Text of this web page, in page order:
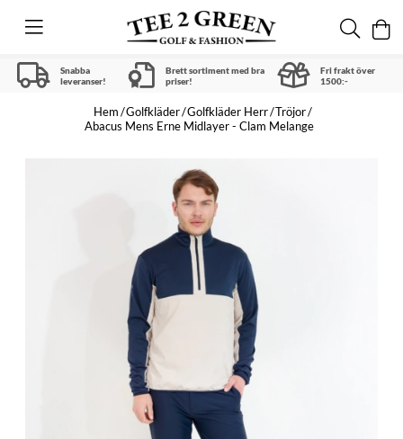
Snabba
leveranser!
Brett sortiment med bra
priser!
Fri frakt över
1500:-
Hem Golfkläder Golfkläder Herr Tröjor
Abacus Mens Erne Midlayer - Clam Melange